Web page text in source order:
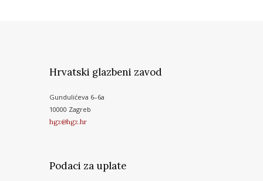
Hrvatski glazbeni zavod
Gundulićeva 6–6a
10000 Zagreb
hgz@hgz.hr
Podaci za uplate